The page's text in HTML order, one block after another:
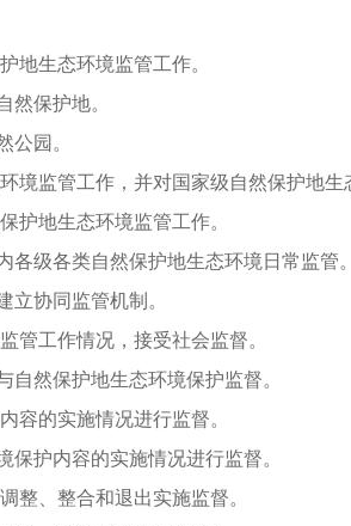
地生态环境监管工作。
然保护地。
公园。
监管工作，并对国家级自然保护地生
护地生态环境监管工作。
级各类自然保护地生态环境日常监管。
立协同监管机制。
管工作情况，接受社会监督。
然保护地生态环境保护监督。
容的实施情况进行监督。
护内容的实施情况进行监督。
整、整合和退出实施监督。